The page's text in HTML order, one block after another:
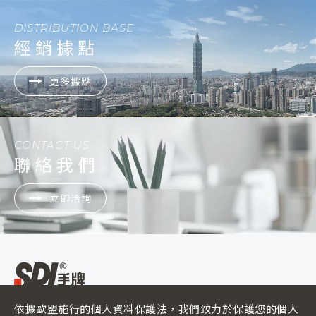
DISTRIBUTION BASE
經銷據點
更多據點
CONTACT US
聯絡我們
立即洽詢
ADD : 500彰化縣彰化市彰南路二段260號
依據歐盟施行的個人資料保護法，我們致力於保護您的個人